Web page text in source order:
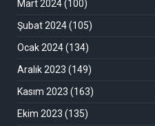
Mart 2024(100)
Şubat 2024(105)
Ocak 2024(134)
Aralık 2023 (149)
Kasım 2023 (163)
Ekim 2023 (135)